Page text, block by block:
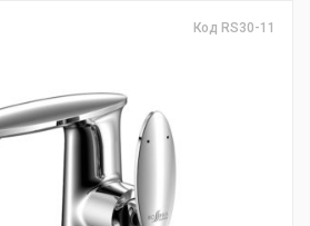
Код RS30-11